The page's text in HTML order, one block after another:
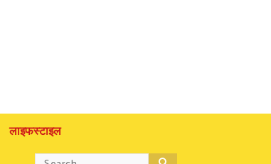
लाइफस्टाइल